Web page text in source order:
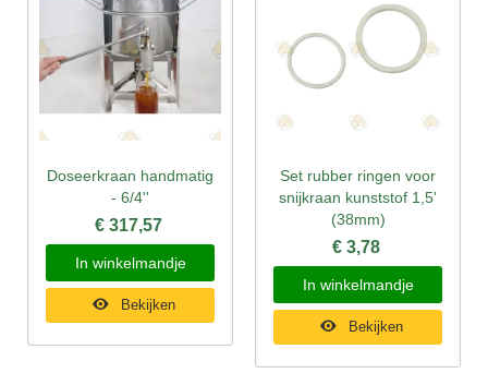
Doseerkraan handmatig
- 6/4''
€ 317,57
In winkelmandje
Bekijken
Set rubber ringen voor
snijkraan kunststof 1,5'
(38mm)
€ 3,78
In winkelmandje
Bekijken